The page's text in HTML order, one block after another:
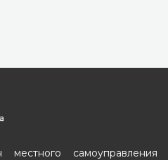
местного самоуправления